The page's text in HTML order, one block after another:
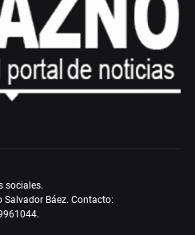
sociales.
Salvador Báez. Contacto: